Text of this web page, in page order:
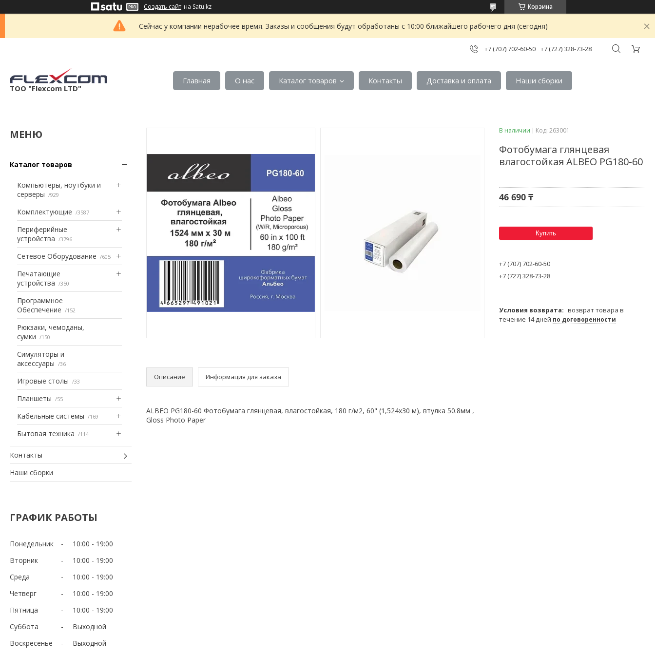
Создать сайт на Satu.kz Корзина
Сейчас у компании нерабочее время. Заказы и сообщения будут обработаны с 10:00 ближайшего рабочего дня (сегодня)
+7 (707) 702-60-50 +7 (727) 328-73-28
ТОО "Flexcom LTD"
Главная О нас Каталог товаров Контакты Доставка и оплата Наши сборки
Каталог товаров
Компьютеры, ноутбуки и
серверы
929
Комплектующие 3587
Периферийные
устройства
3796
Сетевое Оборудование 605
Печатающие
устройства
350
Программное
Обеспечение
152
Рюкзаки, чемоданы,
сумки
150
Симуляторы и
аксессуары
36
Игровые столы 33
Планшеты 55
Кабельные системы 169
Бытовая техника 114
Контакты
Наши сборки
ГРАФИК РАБОТЫ
Понедельник 10:00
19:00
Вторник
10:00
19:00
Среда
10:00
19:00
Четверг
10:00
19:00
Пятница
10:00
19:00
Суббота
Выходной
Воскресенье
Выходной
Описание Информация для заказа
ALBEO PG180-60 Фотобумага глянцевая, влагостойкая, 180 г/м2, 60" (1,524х30 м), втулка 50.8мм ,
Gloss Photo Paper
В наличии Код: 263001
Фотобумага глянцевая
влагостойкая ALBEO PG180-60
46 690 ₸
Купить
+7 (707) 702-60-50
+7 (727) 328-73-28
возврат товара в
течение 14 дней по договоренности